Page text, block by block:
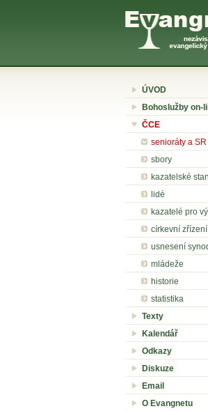
ÚVOD
Bohoslužby on-
ČCE
senioráty a SR
sbory
kazatelské
lidé
kazatelé pro
církevní zřízení
usnesení
mládeže
historie
statistika
Texty
Kalendář
Odkazy
Diskuze
Email
O Evangnetu